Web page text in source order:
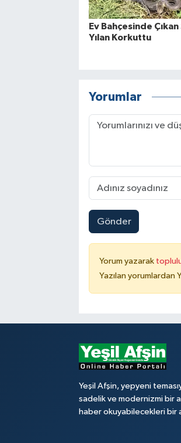
Ev Bahçesinde Çıkan
Yılan Korkuttu
Yorumlar
Gönder
Yorum yazarak
Yazılan
Yeşil Afşin, yepyeni
sadelik ve modernizmi bir
haber okuyabilecekleri bir